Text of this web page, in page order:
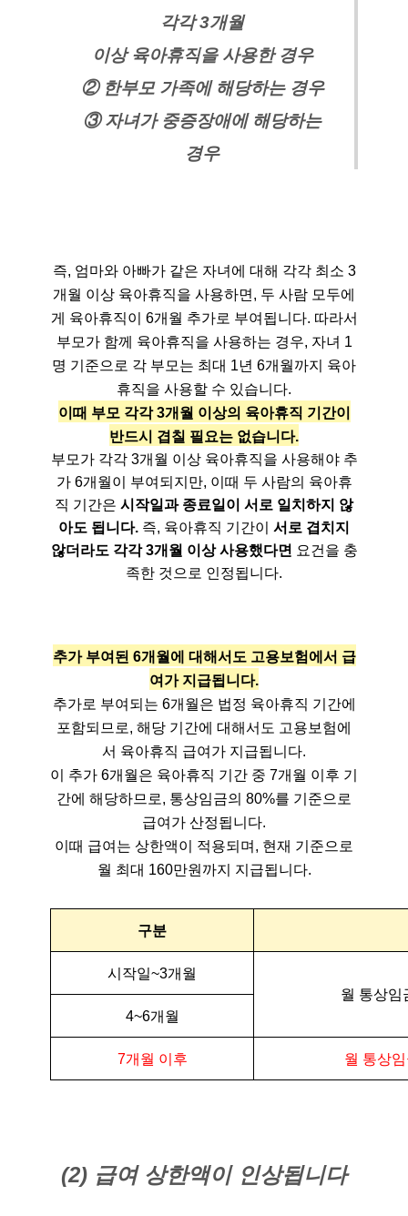
각각 3개월
이상 육아휴직을 사용한 경우
② 한부모 가족에 해당하는 경우
③ 자녀가 중증장애에 해당하는
경우
즉, 엄마와 아빠가 같은 자녀에 대해 각각 최소 3
개월 이상 육아휴직을 사용하면, 두 사람 모두에
게 육아휴직이 6개월 추가로 부여됩니다. 따라서
부모가 함께 육아휴직을 사용하는 경우, 자녀 1
명 기준으로 각 부모는 최대 1년 6개월까지 육아
휴직을 사용할 수 있습니다.
이때 부모 각각 3개월 이상의 육아휴직 기간이
반드시 겹칠 필요는 없습니다.
부모가 각각 3개월 이상 육아휴직을 사용해야 추
가 6개월이 부여되지만, 이때 두 사람의 육아휴
직 기간은 시작일과 종료일이 서로 일치하지 않
아도 됩니다. 즉, 육아휴직 기간이 서로 겹치지
않더라도 각각 3개월 이상 사용했다면 요건을 충
족한 것으로 인정됩니다.
추가 부여된 6개월에 대해서도 고용보험에서 급
여가 지급됩니다.
추가로 부여되는 6개월은 법정 육아휴직 기간에
포함되므로, 해당 기간에 대해서도 고용보험에
서 육아휴직 급여가 지급됩니다.
이 추가 6개월은 육아휴직 기간 중 7개월 이후 기
간에 해당하므로, 통상임금의 80%를 기준으로
급여가 산정됩니다.
이때 급여는 상한액이 적용되며, 현재 기준으로
월 최대 160만원까지 지급됩니다.
구분
시작일~3개월
월 통상임
4~6개월
7개월 이후 월 통상
(2) 급여 상한액이 인상됩니다